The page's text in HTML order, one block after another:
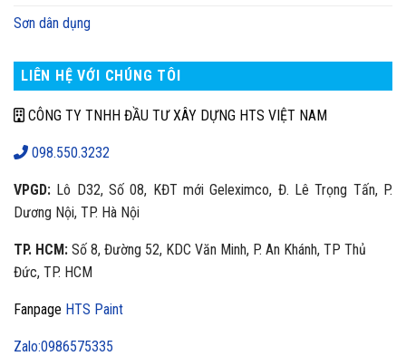
Sơn dân dụng
LIÊN HỆ VỚI CHÚNG TÔI
CÔNG TY TNHH ĐẦU TƯ XÂY DỰNG HTS VIỆT NAM
098.550.3232
VPGD: Lô D32, Số 08, KĐT mới Geleximco, Đ. Lê Trọng Tấn, P.
Dương Nội, TP. Hà Nội
TP. HCM: Số 8, Đường 52, KDC Văn Minh, P. An Khánh, TP Thủ
Đức, TP. HCM
Fanpage HTS Paint
Zalo:0986575335